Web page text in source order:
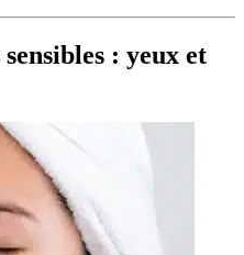
: yeux et